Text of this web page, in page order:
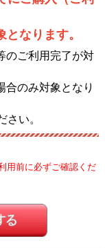
なります。
のご利用完了が対
合のみ対象となり
さい。
用前に必ずご確認くだ